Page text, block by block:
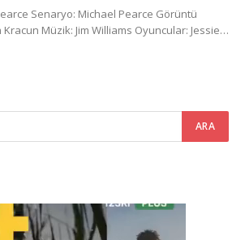
Senaryo: Michael Pearce Görüntü
Müzik: Jim Williams Oyuncular: Jessie…